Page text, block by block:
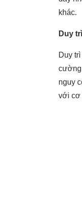
khác.
Duy
Duy
nguy
với cơ